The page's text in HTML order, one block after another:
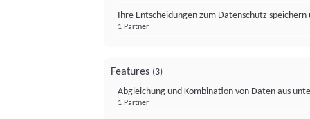
Ihre Entscheidungen zum Datenschutz
1 Partner
Features (3)
Abgleichung und Kombination von Daten aus
1 Partner